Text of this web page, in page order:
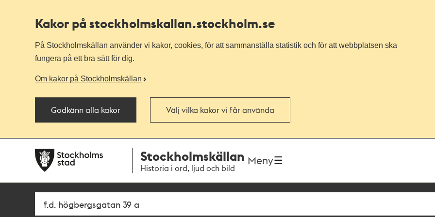
Kakor på stockholmskallan.stockholm.se
På Stockholmskällan använder vi kakor, cookies, för att sammanställa statistik och för att webbplatsen ska
fungera på ett bra sätt för dig.
Om kakor på Stockholmskällan
Godkänn alla kakor Välj vilka kakor vi får använda
navigationen
huvudinnehållet
Stockholmskällan
Historia i ord, ljud och bild
Meny
Sök